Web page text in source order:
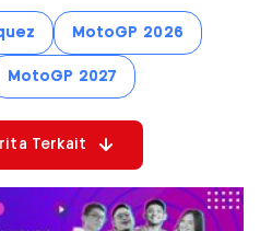
MotoGP 2026
MotoGP 2027
Terkait